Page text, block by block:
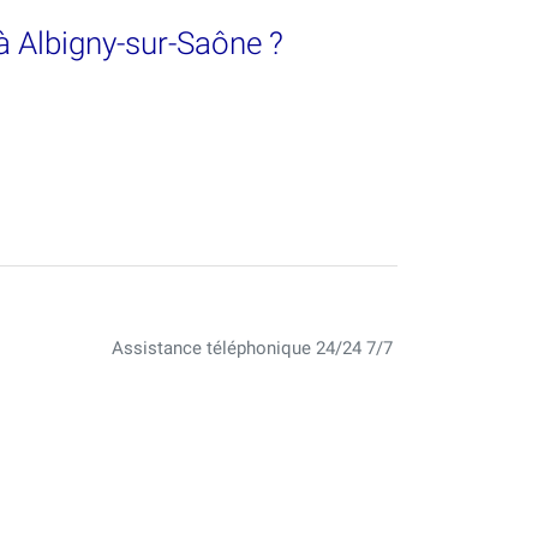
Albigny-sur-Saône ?
Assistance téléphonique 24/24 7/7